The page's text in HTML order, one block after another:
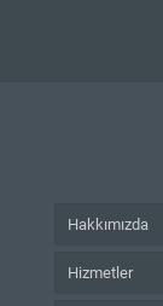
Hakkımızda
Hizmetler